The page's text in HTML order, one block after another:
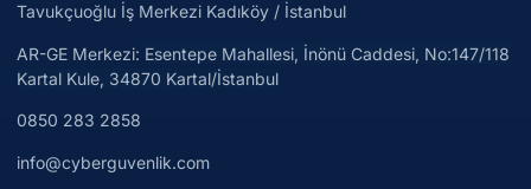
Tavukçuoğlu İş Merkezi Kadıköy / İstanbul
AR-GE Merkezi: Esentepe Mahallesi, İnönü Caddesi, No:147/118
Kartal Kule, 34870 Kartal/İstanbul
0850 283 2858
info@cyberguvenlik.com